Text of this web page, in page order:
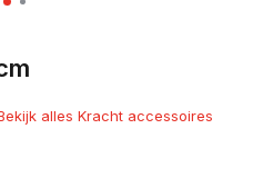
alles Kracht accessoires